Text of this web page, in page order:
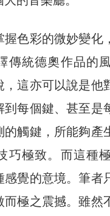
握色彩的微妙變化
傳統德奧作品的
，這亦可以說是他
到每個鍵、甚至是
的觸鍵，所能夠產
巧極致。而這種
感覺的意境。筆者
而極之震撼。雖然